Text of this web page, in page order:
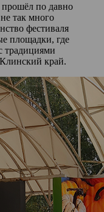
прошёл по давно
так много
фестиваля
площадки, где
традициями
край.